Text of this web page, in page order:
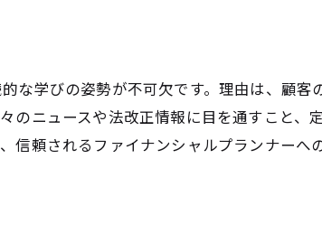
ト・デメリット比較
ファイナンシャルプランナー勉強法
疑問を解消
も受検できる理由
な学びの姿勢が不可欠です。理由は、顧客
のニュースや法改正情報に目を通すこと、
頼されるファイナンシャルプランナーへの